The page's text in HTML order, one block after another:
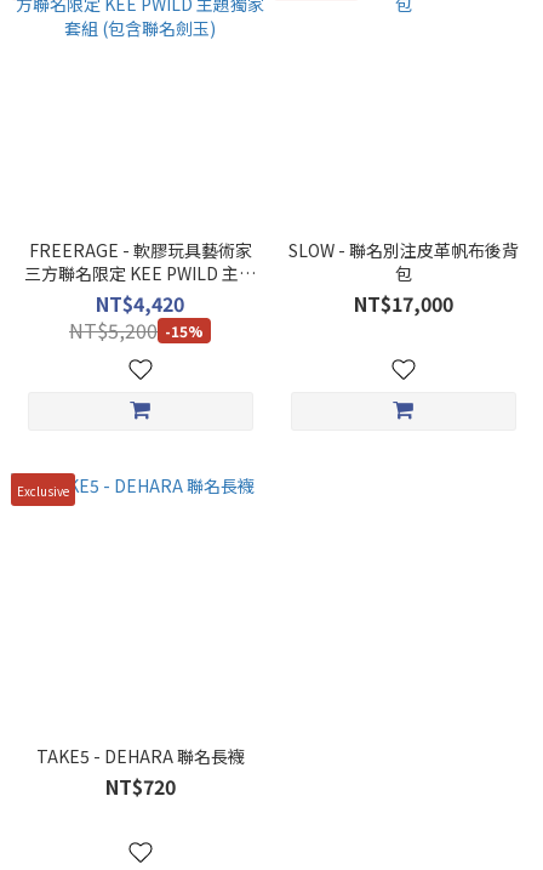
FREERAGE - 軟膠玩具藝術家
三方聯名限定 KEE PWILD 主題
獨家套組 (包含聯名劍玉)
NT$4,420
NT$5,200 -15%
SLOW - 聯名別注皮革帆布後背
包
NT$17,000
Exclusive
TAKE5 - DEHARA 聯名長襪
NT$720